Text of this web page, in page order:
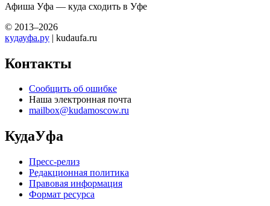
Афиша Уфа — куда сходить в Уфе
© 2013–2026
кудауфа.ру | kudaufa.ru
Контакты
Сообщить об ошибке
Наша электронная почта
mailbox@kudamoscow.ru
КудаУфа
Пресс-релиз
Редакционная политика
Правовая информация
Формат ресурса